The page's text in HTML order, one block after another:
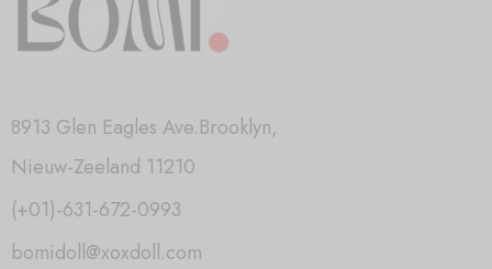
8913 Glen Eagles Ave.Brooklyn,
Nieuw-Zeeland 11210
(+01)-631-672-0993
bomidoll@xoxdoll.com